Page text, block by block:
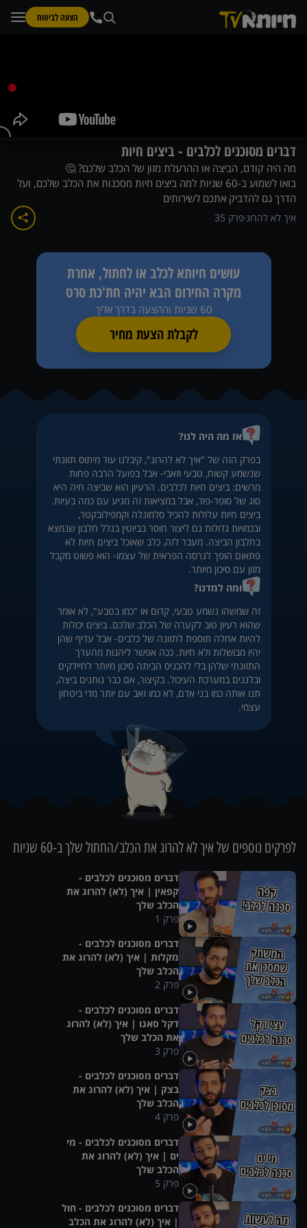
הצעה לביטוח
דברים מסוכנים לכלבים - ביצים חיות
מה היה קודם, הביצה או ההרעלת מזון של הכלב שלכם? 🤔
בואו לשמוע ב-60 שניות למה ביצים חיות מסכנות את הכלב שלכם, ועל
הדרך גם להדביק אתכם לשירותים
פרק 35 איך לא להרוג
עושים חיותא לכלב או לחתול, אחרת
מקרה החירום הבא יהיה חת'כת סרט
60 שניות וההצעה בדרך אליך
לקבלת הצעת מחיר
אז מה היה לנו?
בפרק הזה של "איך לא להרוג", קיבלנו עוד מיתוס תזונתי
שנשמע קשוח, טבעי וזאבי- אבל בפועל הרבה פחות
מרשים: ביצים חיות לכלבים. הרעיון הוא שביצה חיה היא
סוג של סופר-פוד, אבל במציאות זה מגיע עם כמה בעיות.
ביצים חיות עלולות להכיל סלמונלה וקמפילובקטר,
ובכמויות גדולות גם ליצור חוסר בביוטין בגלל חלבון שנמצא
בחלבון הביצה. מעבר לזה, כלב שאוכל ביצים חיות לא
פתאום הופך לגרסה הפראית של עצמו- הוא פשוט מקבל
מזון עם סיכון מיותר.
ומה למדנו?
זה שמשהו נשמע טבעי, קדום או "כמו בטבע", לא אומר
שהוא רעיון טוב לקערה של הכלב שלכם. ביצים יכולות
להיות אחלה תוספת לתזונה של כלבים- אבל עדיף שהן
יהיו מבושלות ולא חיות. ככה אפשר ליהנות מהערך
התזונתי שלהן בלי להכניס הביתה סיכון מיותר לחיידקים
ובלגנים במערכת העיכול. בקיצור, אם כבר נותנים ביצה,
תנו אותה כמו בני אדם, לא כמו זאב עם יותר מדי ביטחון
עצמי.
לפרקים נוספים של איך לא להרוג את הכלב/החתול שלך ב-60 שניות
דברים מסוכנים לכלבים -
קפאין | איך (לא) להרוג את
הכלב שלך
פרק 1
דברים מסוכנים לכלבים -
מקלות | איך (לא) להרוג את
הכלב שלך
פרק2
דברים מסוכנים לכלבים -
דקל סאגו | איך (לא) להרוג
את הכלב שלך
פרק 3
דברים מסוכנים לכלבים -
בצק | איך (לא) להרוג את
הכלב שלך
פרק4
דברים מסוכנים לכלבים - מי
ים | איך (לא) להרוג את
הכלב שלך
פרק 5
דברים מסוכנים לכלבים - חול
| איך (לא) להרוג את הכלב